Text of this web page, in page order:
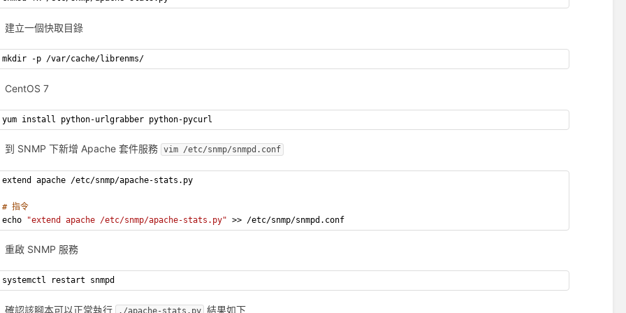
建立一個快取目錄
mkdir -p /var/cache/librenms/
CentOS 7
yum install python-urlgrabber python-pycurl
到 SNMP 下新增 Apache 套件服務 vim /etc/snmp/snmpd.conf
extend apache /etc/snmp/apache-stats.py
# 指令
echo
"extend apache /etc/snmp/apache-stats.py" >> /etc/snmp/snmpd.conf
重啟 SNMP 服務
systemctl restart snmpd
確認該腳本可以正常執行 ./apache-stats.py 結果如下